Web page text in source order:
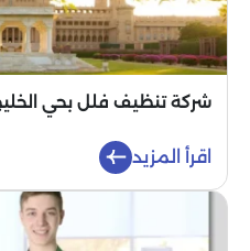
شركة تنظيف فلل بحي الخليج |
اقرأ المزيد